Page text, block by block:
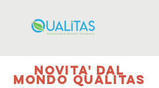
NOVITA' DAL
MONDO QUALITAS